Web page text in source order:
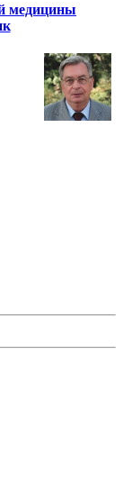
медицины